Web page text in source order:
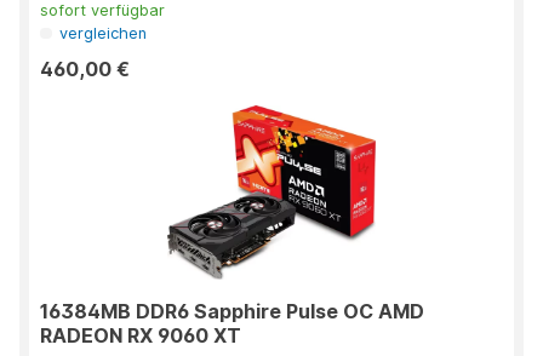
sofort verfügbar
vergleichen
460,00 €
16384MB DDR6 Sapphire Pulse OC AMD
RADEON RX 9060 XT